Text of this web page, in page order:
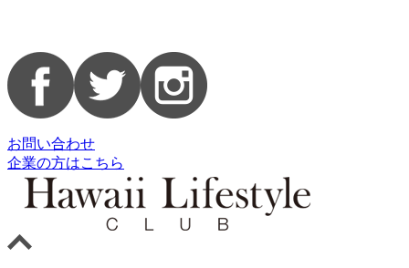
お問い合わせ
企業の方はこちら